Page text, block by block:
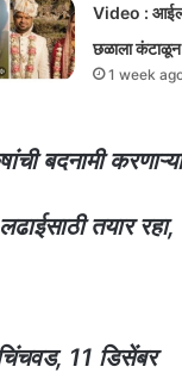
Video :
छळाला
1 week
बदनामी
तयार
11 डिसेंबर